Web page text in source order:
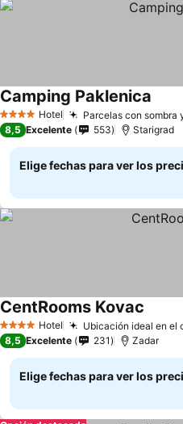
4 EstrellasHotel Parcelas con sombra
Camping Paklenica
8,5 Excelente 553 Starigrad
Elige fechas para ver los
4 EstrellasHotel Ubicación ideal en el
CentRooms Kovac
8,5 Excelente 231 Zadar
Elige fechas para ver los